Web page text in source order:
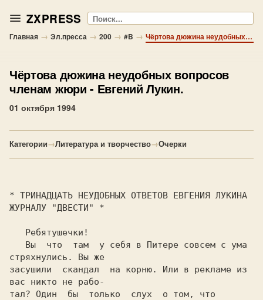
ZXPRESS Поиск
Главная → Эл.пресса → 200 → #B → Чёртова дюжина неудобных вопросов членам жюри - Евгений Лукин.
Чёртова дюжина неудобных вопросов
членам жюри - Евгений Лукин.
01 октября 1994
Категории→Литература и творчество→Очерки
* ТРИНАДЦАТЬ НЕУДОБНЫХ ОТВЕТОВ ЕВГЕНИЯ ЛУКИНА
ЖУРНАЛУ "ДВЕСТИ" *
стряхнулись. Вы же
засушили  скандал  на корню. Или в рекламе из
вас никто не рабо-
тал? Один  бы  только  слух  о том, что